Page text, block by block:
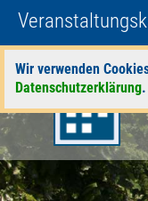
Wir verwenden
Datenschutzerklärung.